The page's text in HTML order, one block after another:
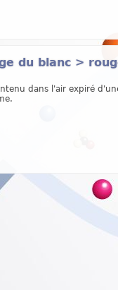
du blanc >
dans l'air expiré